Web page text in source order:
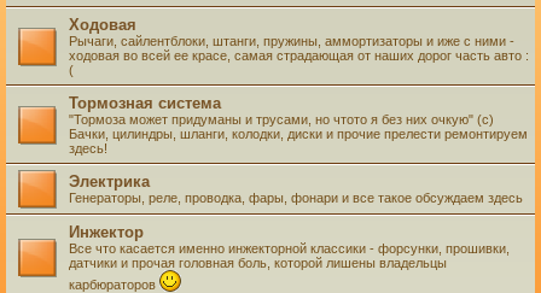
Ходовая
Рычаги, сайлентблоки, штанги, пружины, аммортизаторы и иже с ними -
ходовая во всей ее красе, самая страдающая от наших дорог часть авто :
(
Тормозная система
"Тормоза может придуманы и трусами, но чтото я без них очкую" (с)
Бачки, цилиндры, шланги, колодки, диски и прочие прелести ремонтируем
здесь!
Электрика
Генераторы, реле, проводка, фары, фонари и все такое обсуждаем здесь
Инжектор
Все что касается именно инжекторной классики - форсунки, прошивки,
датчики и прочая головная боль, которой лишены владельцы
карбюраторов